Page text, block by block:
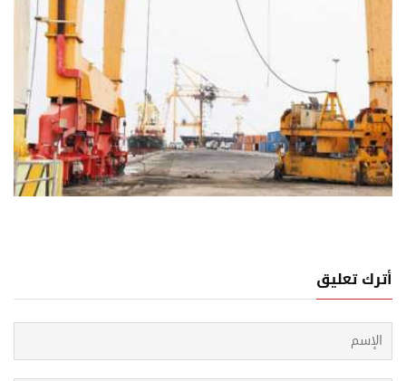
05 اغسطس, 2026
اليمني لمعضلة أمن إمدادات الطاقة الخليجية
أترك تعليق